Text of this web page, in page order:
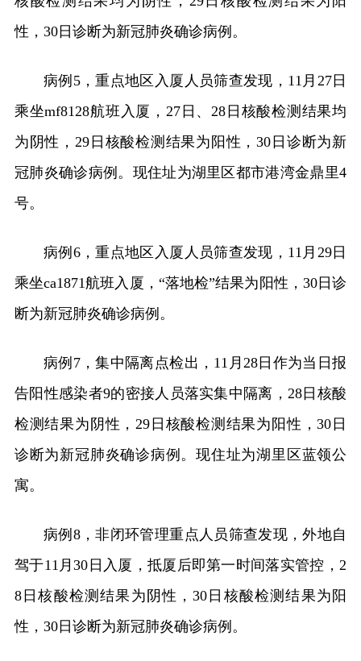
性，30日诊断为新冠肺炎确诊病例。
病例5，重点地区入厦人员筛查发现，11月27日
乘坐mf8128航班入厦，27日、28日核酸检测结果均
为阴性，29日核酸检测结果为阳性，30日诊断为新
冠肺炎确诊病例。现住址为湖里区都市港湾金鼎里4
号。
病例6，重点地区入厦人员筛查发现，11月29日
乘坐ca1871航班入厦，“落地检”结果为阳性，30日诊
断为新冠肺炎确诊病例。
病例7，集中隔离点检出，11月28日作为当日报
告阳性感染者9的密接人员落实集中隔离，28日核酸
检测结果为阴性，29日核酸检测结果为阳性，30日
诊断为新冠肺炎确诊病例。现住址为湖里区蓝领公
寓。
病例8，非闭环管理重点人员筛查发现，外地自
驾于11月30日入厦，抵厦后即第一时间落实管控，2
8日核酸检测结果为阴性，30日核酸检测结果为阳
性，30日诊断为新冠肺炎确诊病例。